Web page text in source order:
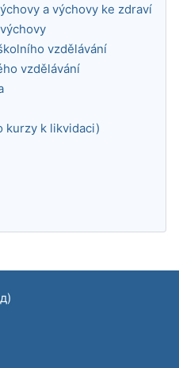
a výchovy ke zdraví
vzdělávání
vzdělávání
kurzy k likvidaci)
блоки
)